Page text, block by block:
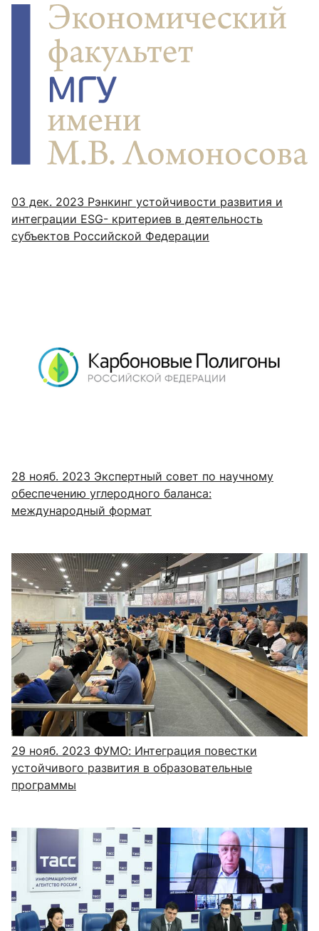
03 дек. 2023 Рэнкинг устойчивости развития и
интеграции ESG- критериев в деятельность
субъектов Российской Федерации
28 нояб. 2023 Экспертный совет по научному
обеспечению углеродного баланса:
международный формат
29 нояб. 2023 ФУМО: Интеграция повестки
устойчивого развития в образовательные
программы